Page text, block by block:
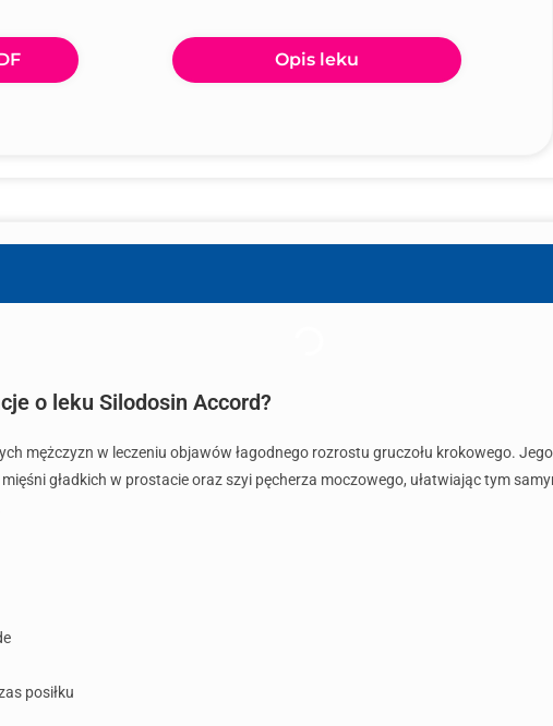
Opis leku
o leku Silodosin Accord?
mężczyzn w leczeniu objawów łagodnego rozrostu gruczołu krokowego.
gładkich w prostacie oraz szyi pęcherza moczowego, ułatwiając tym
posiłku